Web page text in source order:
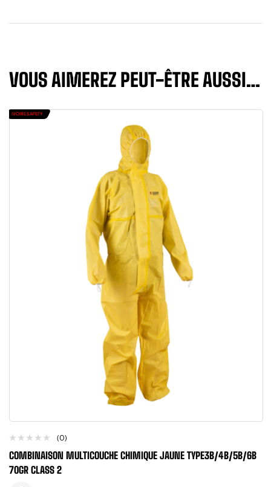
VOUS AIMEREZ PEUT-ÊTRE AUSSI…
IVOIRE SAFETY
(0)
COMBINAISON MULTICOUCHE CHIMIQUE JAUNE TYPE3B/4B/5B/6B
70GR CLASS 2